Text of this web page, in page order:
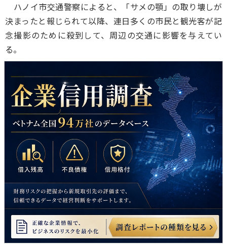
ハノイ市交通警察によると、「サメの顎」の取り壊しが
決まったと報じられて以降、連日多くの市民と観光客が記
念撮影のために殺到して、周辺の交通に影響を与えてい
る。